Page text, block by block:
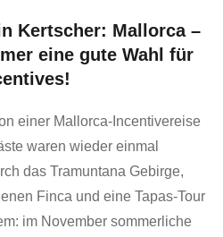
Kertscher: Mallorca –
eine gute Wahl für
einer Mallorca-Incentivereise
waren wieder einmal
das Tramuntana Gebirge,
Finca und eine Tapas-Tour
im November sommerliche